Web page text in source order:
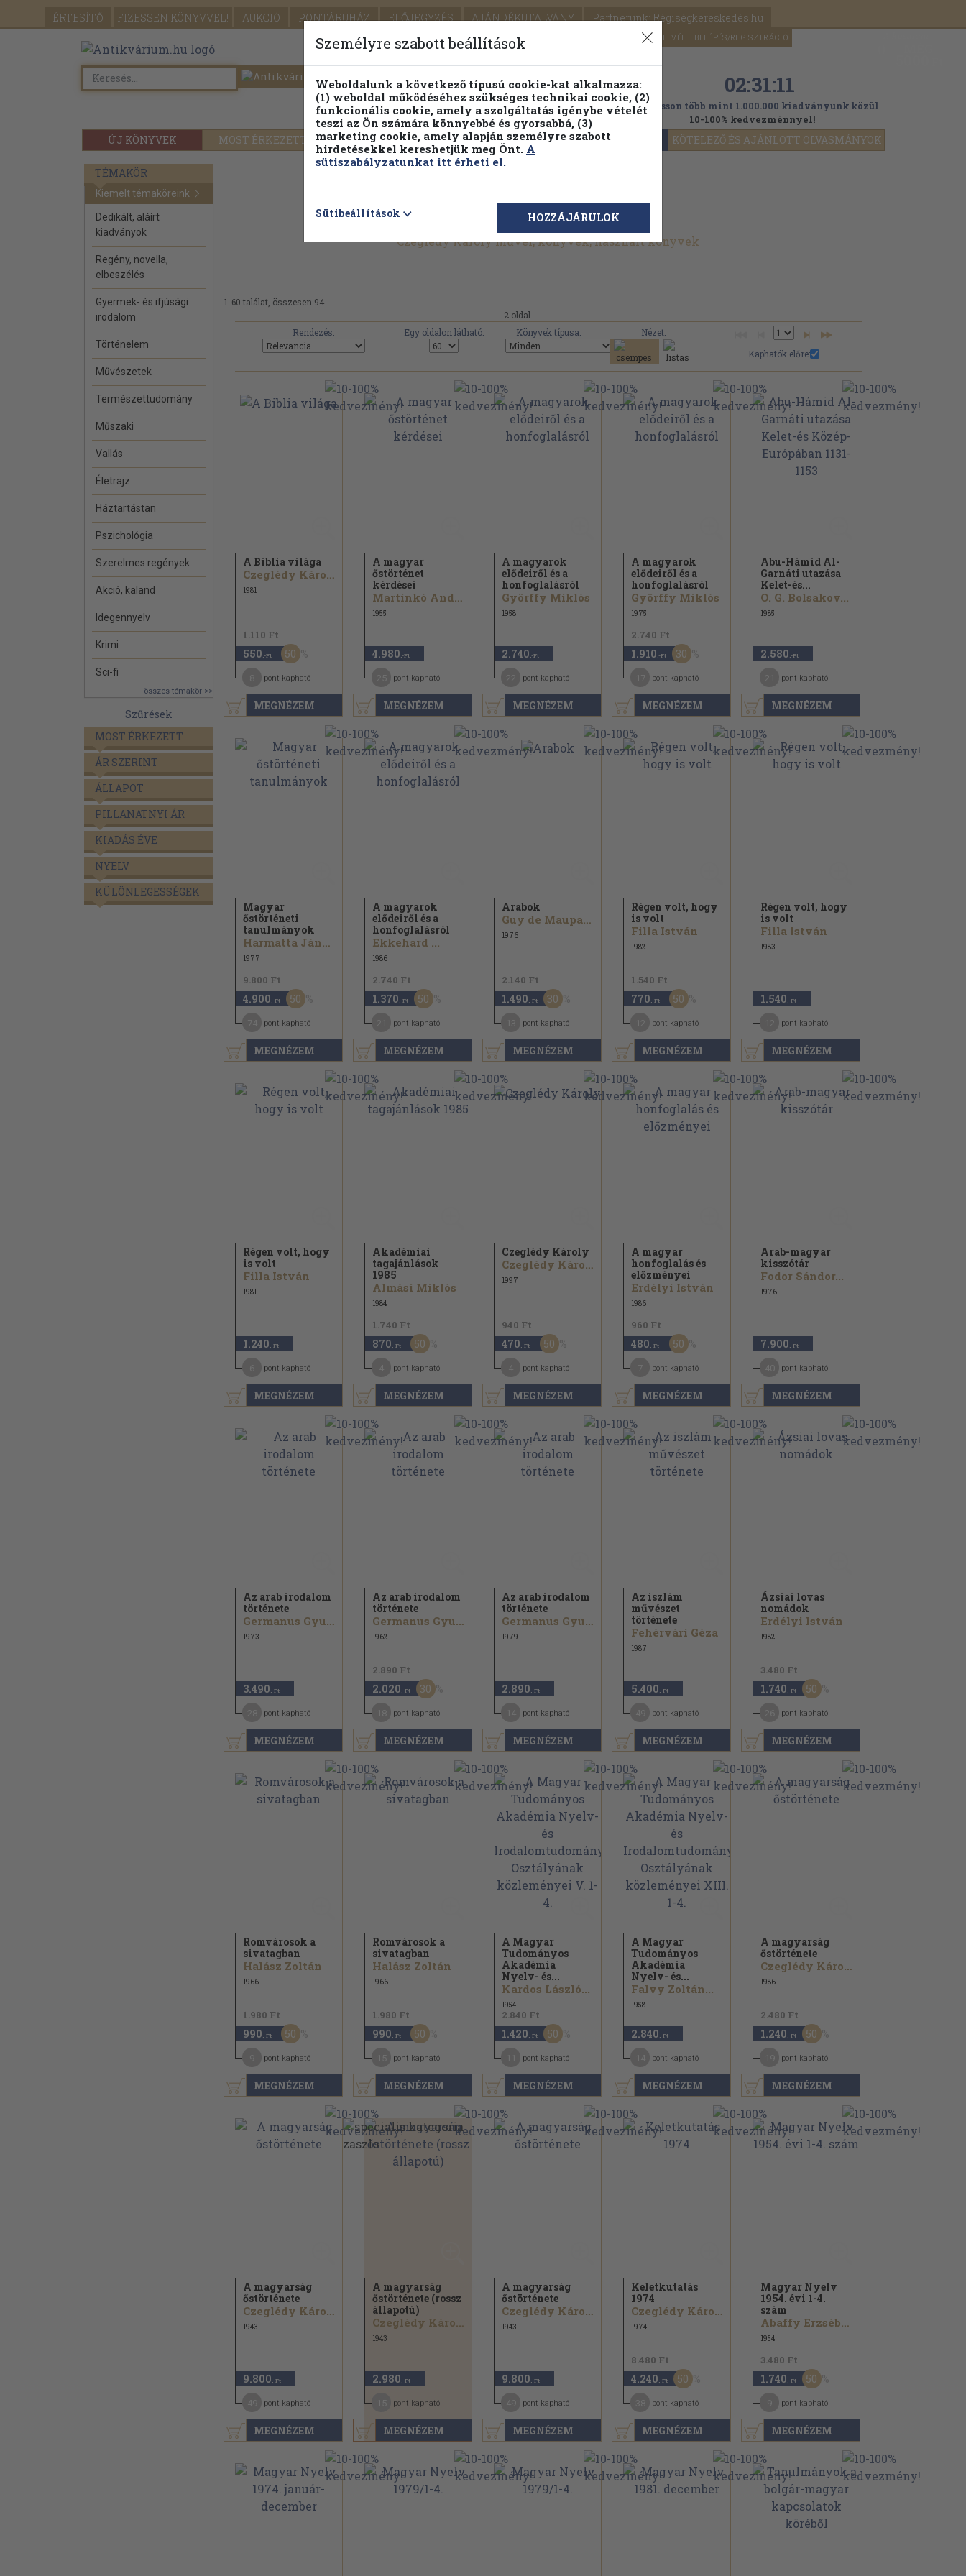
ÉRTESÍTŐ FIZESSEN KÖNYVVEL! AUKCIÓ PONTÁRUHÁZ ELŐJEGYZÉS AJÁNDÉKUTALVÁNY Partnerünk: Régiségkereskedés.hu
SEGÍTSÉG HÍRLEVÉL BELÉPÉS/REGISZTRÁCIÓ
ÚJ KÖNYVEK MOST ÉRKEZETT PILLANATNYI ÁRAINK FENNTARTHATÓ OLVASMÁNYOK KÖTELEZŐ ÉS AJÁNLOTT OLVASMÁNYOK
Részletes kereső Témaköri fa 02:31:09
Válogasson több mint 1.000.000 kiadványunk közül
10-100% kedvezménnyel!
TÉMAKÖR
Kiemelt témaköreink
Dedikált, aláírt
kiadványok
Regény, novella,
elbeszélés
Gyermek- és ifjúsági
irodalom
Történelem
Művészetek
Természettudomány
Műszaki
Vallás
Életrajz
Háztartástan
Pszichológia
Szerelmes regények
Akció, kaland
Idegennyelv
Krimi
Sci-fi
összes témakör >>
Szűrések
MOST ÉRKEZETT
ÁR SZERINT
ÁLLAPOT
PILLANATNYI ÁR
KIADÁS ÉVE
NYELV
KÜLÖNLEGESSÉGEK
Czeglédy Károly művei, könyvek, használt könyvek
1-60 találat, összesen 94.
2 oldal
Rendezés:
Egy oldalon látható: Könyvek típusa:
Nézet:
Kaphatók előre:
MEGNÉZEM
A Biblia világa
Czeglédy Károly...
1981
1.110 Ft
550 ,-Ft 50
pont kapható
MEGNÉZEM
A magyar
őstörténet
kérdései
Martinkó András...
1955
4.980 ,-Ft
pont kapható
MEGNÉZEM
A magyarok
elődeiről és a
honfoglalásról
Györffy Miklós
1958
2.740 ,-Ft
pont kapható
MEGNÉZEM
A magyarok
elődeiről és a
honfoglalásról
Györffy Miklós
1975
2.740 Ft
1.910 ,-Ft 30
pont kapható
MEGNÉZEM
Abu-Hámid Al-
Garnáti utazása
Kelet-és...
O. G. Bolsakov...
1985
2.580 ,-Ft
pont kapható
MEGNÉZEM
Magyar
őstörténeti
tanulmányok
Harmatta János...
1977
9.800 Ft
4.900 ,-Ft 50
pont kapható
MEGNÉZEM
A magyarok
elődeiről és a
honfoglalásról
Ekkehard ...
1986
2.740 Ft
1.370 ,-Ft 50
pont kapható
MEGNÉZEM
Arabok
Guy de Maupassant...
1976
2.140 Ft
1.490 ,-Ft 30
pont kapható
MEGNÉZEM
Régen volt, hogy
is volt
Filla István
1982
1.540 Ft
770 ,-Ft 50
pont kapható
MEGNÉZEM
Régen volt, hogy
is volt
Filla István
1983
1.540 ,-Ft
pont kapható
MEGNÉZEM
Régen volt, hogy
is volt
Filla István
1981
1.240 ,-Ft
pont kapható
MEGNÉZEM
Akadémiai
tagajánlások
1985
Almási Miklós
1984
1.740 Ft
870 ,-Ft 50
pont kapható
MEGNÉZEM
Czeglédy Károly
Czeglédy Károly
1997
940 Ft
470 ,-Ft 50
pont kapható
MEGNÉZEM
A magyar
honfoglalás és
előzményei
Erdélyi István
1986
960 Ft
480 ,-Ft 50
pont kapható
MEGNÉZEM
Arab-magyar
kisszótár
Fodor Sándor...
1976
7.900 ,-Ft
pont kapható
MEGNÉZEM
Az arab irodalom
története
Germanus Gyula
1973
3.490 ,-Ft
pont kapható
MEGNÉZEM
Az arab irodalom
története
Germanus Gyula
1962
2.890 Ft
2.020 ,-Ft 30
pont kapható
MEGNÉZEM
Az arab irodalom
története
Germanus Gyula
1979
2.890 ,-Ft
pont kapható
MEGNÉZEM
Az iszlám
művészet
története
Fehérvári Géza
1987
5.400 ,-Ft
pont kapható
MEGNÉZEM
Ázsiai lovas
nomádok
Erdélyi István
1982
3.480 Ft
1.740 ,-Ft 50
pont kapható
MEGNÉZEM
Romvárosok a
sivatagban
Halász Zoltán
1966
1.980 Ft
990 ,-Ft 50
pont kapható
MEGNÉZEM
Romvárosok a
sivatagban
Halász Zoltán
1966
1.980 Ft
990 ,-Ft 50
pont kapható
MEGNÉZEM
A Magyar
Tudományos
Akadémia
Nyelv- és...
Kardos László...
1954
2.840 Ft
1.420 ,-Ft 50
pont kapható
MEGNÉZEM
A Magyar
Tudományos
Akadémia
Nyelv- és...
Falvy Zoltán...
1958
2.840 ,-Ft
pont kapható
MEGNÉZEM
A magyarság
őstörténete
Czeglédy Károly...
1986
2.480 Ft
1.240 ,-Ft 50
pont kapható
MEGNÉZEM
A magyarság
őstörténete
Czeglédy Károly...
1943
9.800 ,-Ft
pont kapható
MEGNÉZEM
A magyarság
őstörténete (rossz
állapotú)
Czeglédy Károly...
1943
2.980 ,-Ft
pont kapható
MEGNÉZEM
A magyarság
őstörténete
Czeglédy Károly...
1943
9.800 ,-Ft
pont kapható
MEGNÉZEM
Keletkutatás
1974
Czeglédy Károly...
1974
8.480 Ft
4.240 ,-Ft 50
pont kapható
MEGNÉZEM
Magyar Nyelv
1954. évi 1-4.
szám
Abaffy Erzsébet...
1954
3.480 Ft
1.740 ,-Ft 50
pont kapható
Személyre szabott beállítások
Weboldalunk a következő típusú cookie-kat alkalmazza:
(1) weboldal működéséhez szükséges technikai cookie, (2)
funkcionális cookie, amely a szolgáltatás igénybe vételét
teszi az Ön számára könnyebbé és gyorsabbá, (3)
marketing cookie, amely alapján személyre szabott
hirdetésekkel kereshetjük meg Önt. A
sütiszabályzatunkat itt érheti el.
Sütibeállítások HOZZÁJÁRULOK